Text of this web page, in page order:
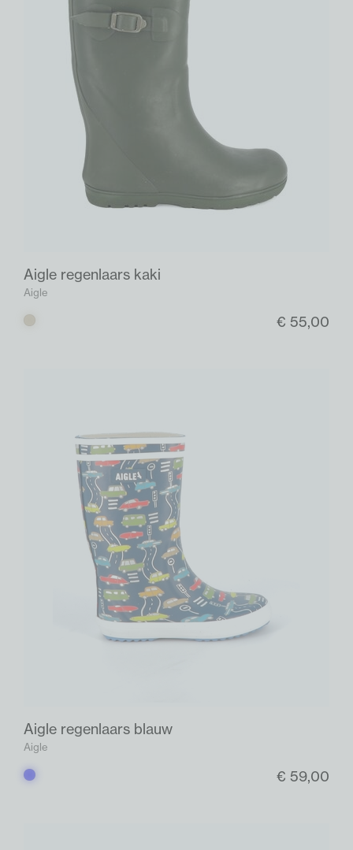
Aigle regenlaars kaki
Aigle
Kaki € 55,00
Aigle regenlaars blauw
Aigle
Blauw € 59,00